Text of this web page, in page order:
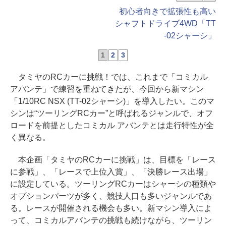
初心者向きで拡張性も高い
シャフトドライブ4WD「TT
-02シャーシ」
1 2 3
タミヤのRCカーに挑戦！では、これまで「コミカル
アバンテ」で練習を重ねてきたが、今回から新マシン
「1/10RC NSX (TT-02シャーシ)」を導入したい。このマ
シンは“ツーリングRCカー”と呼ばれるジャンルで、オフ
ロードを前提としたコミカル アバンテとは走行特性が全
く異なる。
本企画「タミヤのRCカーに挑戦」は、目標を「レース
に参戦」、「レースで上位入賞」、「決勝レース出場」
に設定している。ツーリングRCカーはシャーシの種類や
オプションパーツが多く、競技人口も多いジャンルであ
る。レースが開催される機会も多い。新マシン導入によ
って、コミカルアバンテの挑戦も続けながら、ツーリン